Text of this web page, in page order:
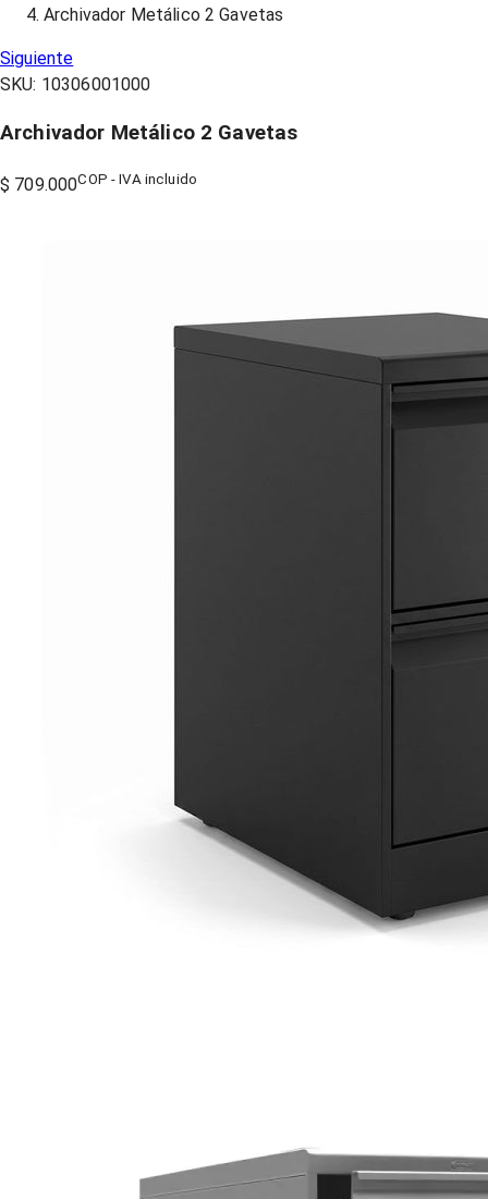
Archivador Metálico 2 Gavetas
Siguiente
SKU: 10306001000
Archivador Metálico 2 Gavetas
$ 709.000COP - IVA incluido